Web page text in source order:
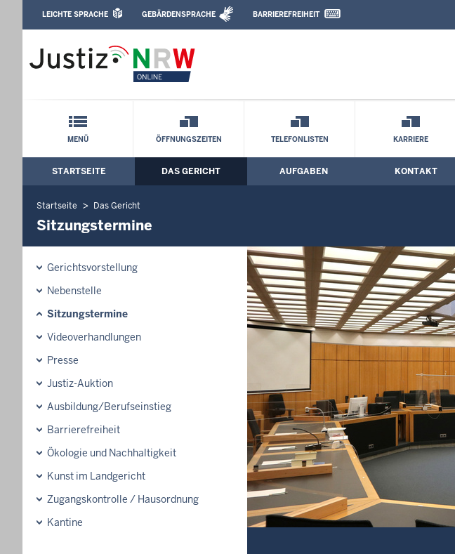
Landgericht Münster: Sitzungstermine
Leichte Sprache, Gebärdensprachenvideo und Kontaktformular
LEICHTE SPRACHE GEBÄRDENSPRACHE BARRIEREFREIHEIT
Schnellnavigation mit Volltext-Suche
MENÜ ÖFFNUNGSZEITEN TELEFONLISTEN KARRIERE
Hauptmenü: Hauptnavigation
STARTSEITE DAS GERICHT AUFGABEN KONTAKT
Startseite Das Gericht
Sitzungstermine
Gerichtsvorstellung
Nebenstelle
Sitzungstermine
Videoverhandlungen
Presse
Justiz-Auktion
Ausbildung/Berufseinstieg
Barrierefreiheit
Ökologie und Nachhaltigkeit
Kunst im Landgericht
Zugangskontrolle / Hausordnung
Kantine